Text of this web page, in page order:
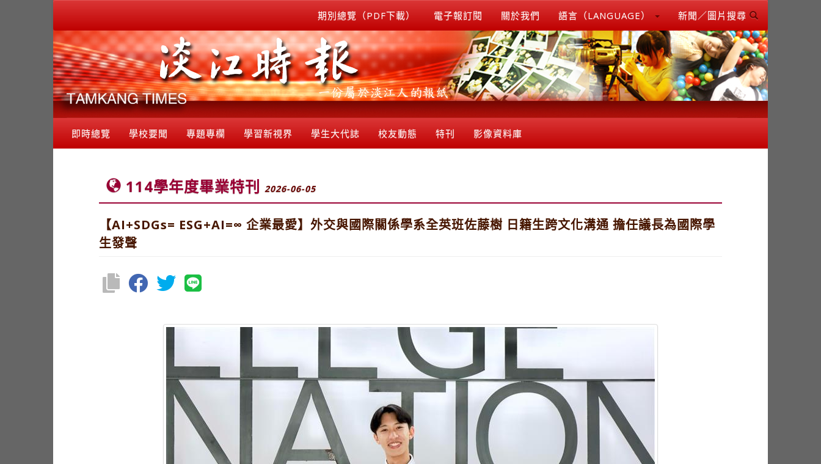
期別總覽（PDF下載） 電子報訂閱 關於我們 語言（LANGUAGE） 新聞／圖片搜尋
即時總覽 學校要聞 專題專欄 學習新視界 學生大代誌 校友動態 特刊 影像資料庫
114學年度畢業特刊 2026-06-05
【AI+SDGs= ESG+AI=∞ 企業最愛】外交與國際關係學系全英班佐藤樹 日籍生跨文化溝通 擔任議長為國際學
生發聲